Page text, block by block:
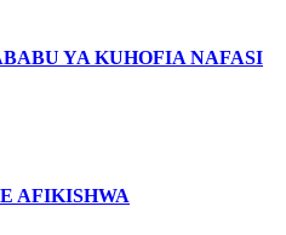
YA KUHOFIA NAFASI
AFIKISHWA